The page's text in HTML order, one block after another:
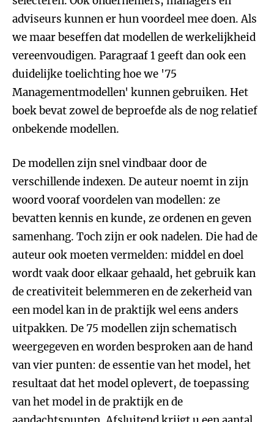
adviseurs kunnen er hun voordeel mee doen. Als
we maar beseffen dat modellen de werkelijkheid
vereenvoudigen. Paragraaf 1 geeft dan ook een
duidelijke toelichting hoe we '75
Managementmodellen' kunnen gebruiken. Het
boek bevat zowel de beproefde als de nog relatief
onbekende modellen.
De modellen zijn snel vindbaar door de
verschillende indexen. De auteur noemt in zijn
woord vooraf voordelen van modellen: ze
bevatten kennis en kunde, ze ordenen en geven
samenhang. Toch zijn er ook nadelen. Die had de
auteur ook moeten vermelden: middel en doel
wordt vaak door elkaar gehaald, het gebruik kan
de creativiteit belemmeren en de zekerheid van
een model kan in de praktijk wel eens anders
uitpakken. De 75 modellen zijn schematisch
weergegeven en worden besproken aan de hand
van vier punten: de essentie van het model, het
resultaat dat het model oplevert, de toepassing
van het model in de praktijk en de